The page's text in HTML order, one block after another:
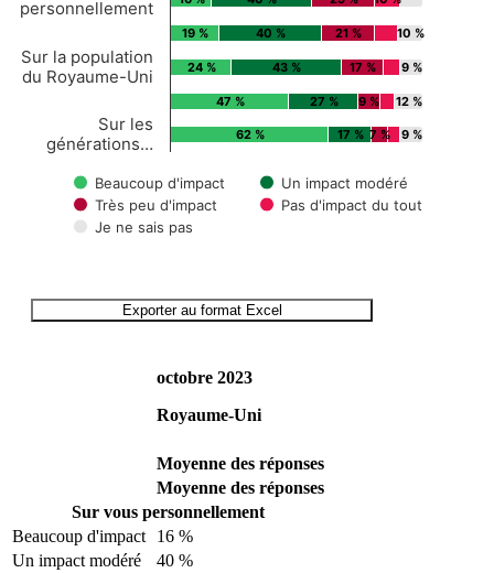
The chart has 1 Y axis displaying values. Data ranges from
10 %
9 %
12 %
9 %
21 %
17 %
9 %
7 %
40 %
43 %
27 %
17 %
19 %
24 %
47 %
62 %
Beaucoup d'impact
Un impact modéré
Très peu d'impact
Pas d'impact du tout
Je ne sais pas
personnellement
Sur la population
du Royaume-Uni
Sur les
générations…
End of interactive chart.Exporter au format Excel
octobre 2023
Royaume-Uni
Moyenne des réponses
Moyenne des réponses
Sur vous personnellement
Beaucoup d'impact
16 %
Un impact modéré
40 %